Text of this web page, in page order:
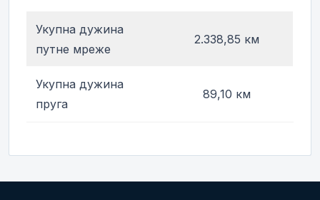
Укупна дужина
путне мреже
2.338,85 км
Укупна дужина
пруга
89,10 км